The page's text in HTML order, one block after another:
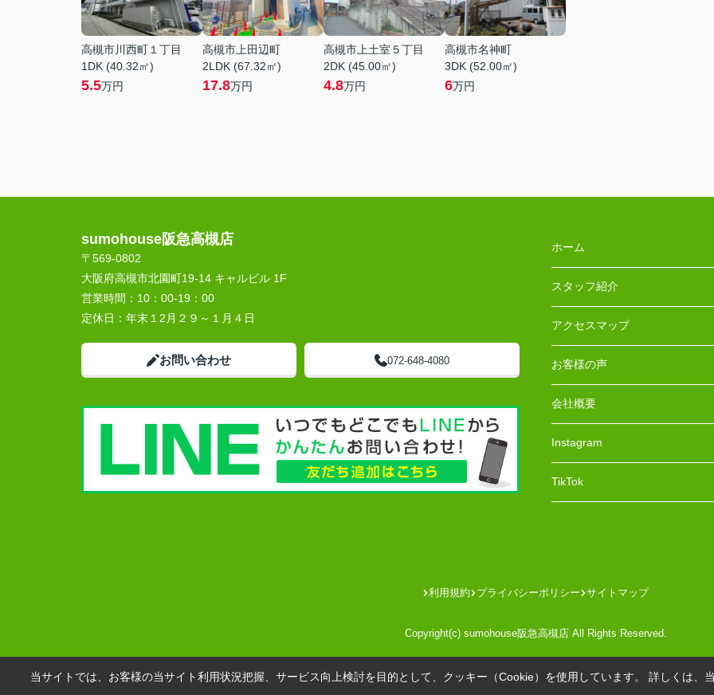
高槻市川西町１丁目
1DK (40.32㎡)
5.5万円
高槻市上田辺町
2LDK (67.32㎡)
17.8万円
高槻市上土室５丁目
2DK (45.00㎡)
4.8万円
高槻市名神町
3DK (52.00㎡)
6万円
sumohouse阪急高槻店
〒569-0802
大阪府高槻市北園町19-14 キャルビル 1F
営業時間： 10：00-19：00
定休日： 年末１2月２９～１月４日
お問い合わせ 072-648-4080
ホーム
スタッフ紹介
アクセスマップ
お客様の声
会社概要
Instagram
TikTok
利用規約 プライバシーポリシー サイトマップ
Copyright(c) sumohouse阪急高槻店 All Rights Reserved.
当サイトでは、お客様の当サイト利用状況把握、サービス向上検討を目的として、クッキー（Cookie）を使用しています。 詳しくは、